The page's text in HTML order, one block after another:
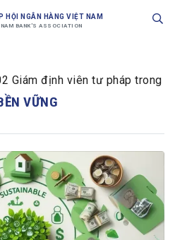
HỘI NGÂN HÀNG VIỆT NAM
BANK'S ASSOCIATION
Giám định viên tư pháp trong
VỮNG